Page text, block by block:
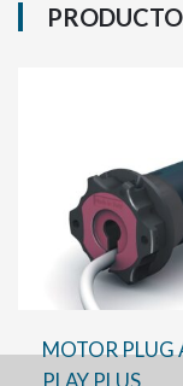
MOTOR PLUG
PLAY PLUS